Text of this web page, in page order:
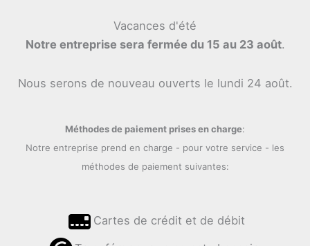
Vacances d'été
Notre entreprise sera fermée du 15 au 23 août.
Nous serons de nouveau ouverts le lundi 24 août.
Méthodes de paiement prises en charge:
Notre entreprise prend en charge - pour votre service - les
méthodes de paiement suivantes:
Cartes de crédit et de débit